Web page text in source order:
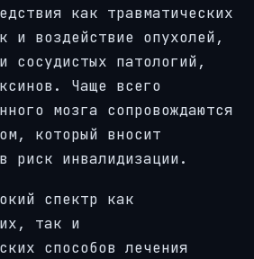
как травматических
и воздействие опухолей,
сосудистых патологий,
Чаще всего
мозга сопровождаются
который вносит
риск инвалидизации.
спектр как
так и
способов лечения